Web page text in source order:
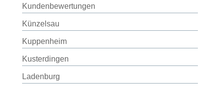
Kundenbewertungen
Künzelsau
Kuppenheim
Kusterdingen
Ladenburg